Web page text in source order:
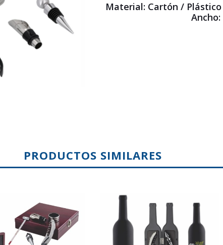
Material: Cartón / Plástico
Ancho:
PRODUCTOS SIMILARES